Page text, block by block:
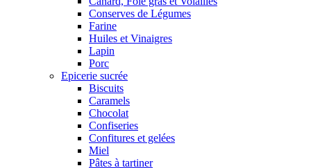
Conserves de Légumes
Farine
Huiles et Vinaigres
Lapin
Porc
Epicerie sucrée
Biscuits
Caramels
Chocolat
Confiseries
Confitures et gelées
Miel
Pâtes à tartiner